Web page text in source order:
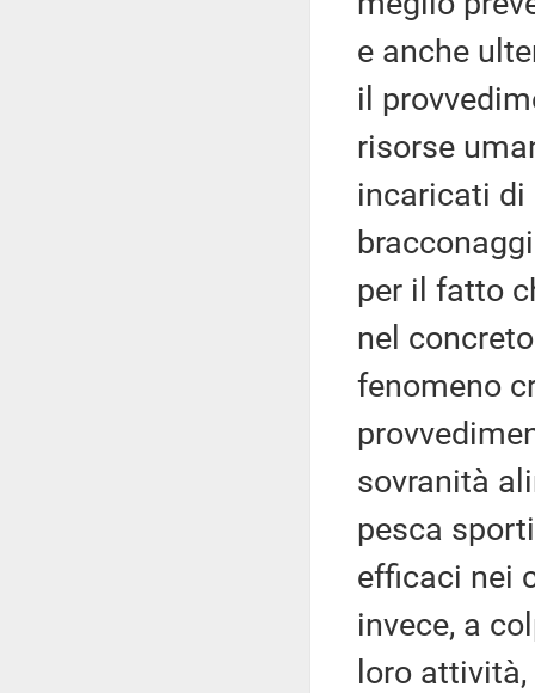
e anche
il
risorse
incaricati di
per il fatto
nel
fenomeno
sovranità
pesca
efficaci nei
invece, a
loro